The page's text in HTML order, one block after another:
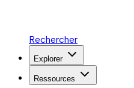
Rechercher
Explorer
Ressources